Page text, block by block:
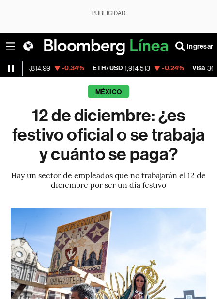
PUBLICIDAD
Ingresar
-0.34% ETH/USD 1,914.513 -0.24% Visa 362.50 -
MÉXICO
12 de diciembre: ¿es
festivo oficial o se trabaja
y cuánto se paga?
Hay un sector de empleados que no trabajarán el 12 de
diciembre por ser un día festivo